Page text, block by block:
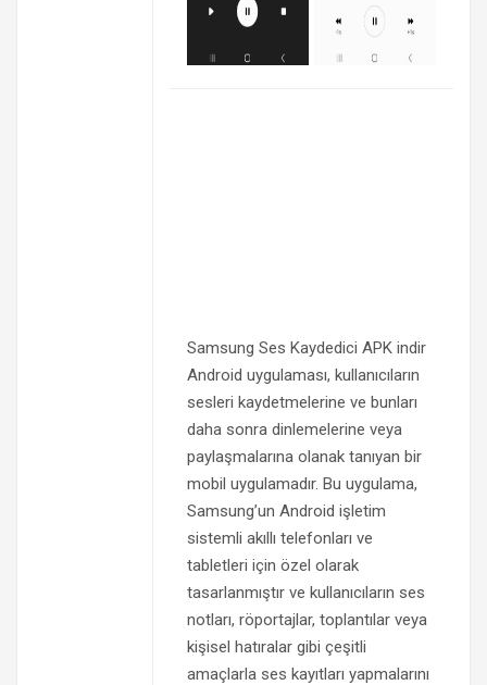
Samsung Ses Kaydedici APK indir
Android uygulaması, kullanıcıların
sesleri kaydetmelerine ve bunları
daha sonra dinlemelerine veya
paylaşmalarına olanak tanıyan bir
mobil uygulamadır. Bu uygulama,
Samsung’un Android işletim
sistemli akıllı telefonları ve
tabletleri için özel olarak
tasarlanmıştır ve kullanıcıların ses
notları, röportajlar, toplantılar veya
kişisel hatıralar gibi çeşitli
amaçlarla ses kayıtları yapmalarını